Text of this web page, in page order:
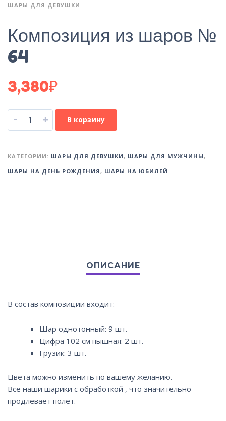
ШАРЫ ДЛЯ ДЕВУШКИ
Композиция из шаров №
64
3,380₽
- + В корзину
КАТЕГОРИИ: ШАРЫ ДЛЯ ДЕВУШКИ, ШАРЫ ДЛЯ МУЖЧИНЫ,
ШАРЫ НА ДЕНЬ РОЖДЕНИЯ, ШАРЫ НА ЮБИЛЕЙ
В состав композиции входит:
Шар однотонный: 9 шт.
Цифра 102 см пышная: 2 шт.
Грузик: 3 шт.
Цвета можно изменить по вашему желанию.
Все наши шарики с обработкой , что значительно
продлевает полет.